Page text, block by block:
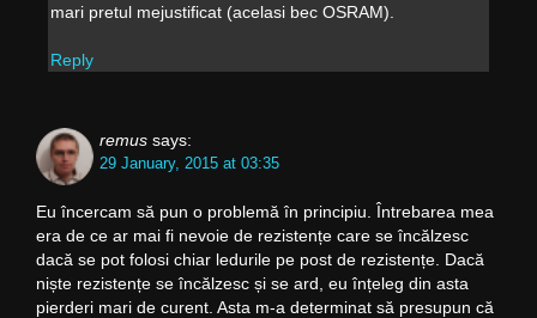
mari pretul mejustificat (acelasi bec OSRAM).
Reply
remus says:
29 January, 2015 at 03:35
Eu încercam să pun o problemă în principiu. Întrebarea mea
era de ce ar mai fi nevoie de rezistențe care se încălzesc
dacă se pot folosi chiar ledurile pe post de rezistențe. Dacă
niște rezistențe se încălzesc și se ard, eu înțeleg din asta
pierderi mari de curent. Asta m-a determinat să presupun că